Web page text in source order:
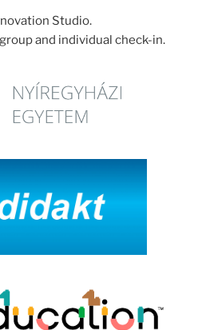
Studio.
and individual check-in.